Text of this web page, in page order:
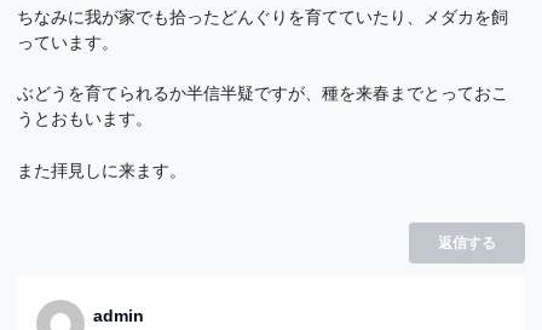
ちなみに我が家でも拾ったどんぐりを育てていたり、メダカを飼
っています。
ぶどうを育てられるか半信半疑ですが、種を来春までとっておこ
うとおもいます。
また拝見しに来ます。
返信する
admin